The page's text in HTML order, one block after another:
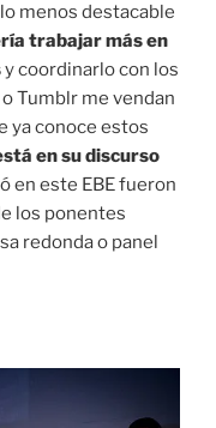
menos destacable
trabajar más en
y coordinarlo con los
Tumblr me vendan
ya conoce estos
en su discurso
en este EBE fueron
los ponentes
redonda o panel